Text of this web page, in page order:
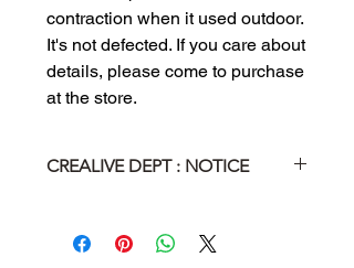
contraction when it used outdoor.
It's not defected. If you care about
details, please come to purchase
at the store.
CREALIVE DEPT : NOTICE
dimension might be different
because of the thermal expansion